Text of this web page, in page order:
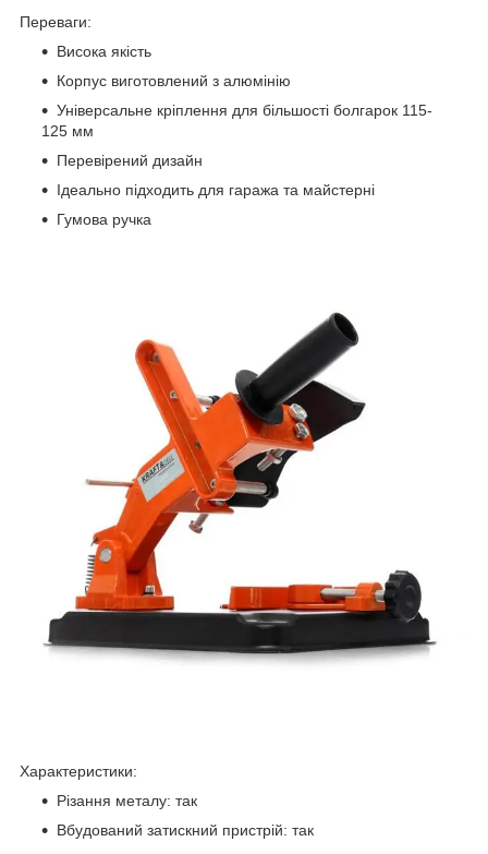
Переваги:
Висока якість
Корпус виготовлений з алюмінію
Універсальне кріплення для більшості болгарок 115-
125 мм
Перевірений дизайн
Ідеально підходить для гаража та майстерні
Гумова ручка
Характеристики:
Різання металу: так
Вбудований затискний пристрій: так